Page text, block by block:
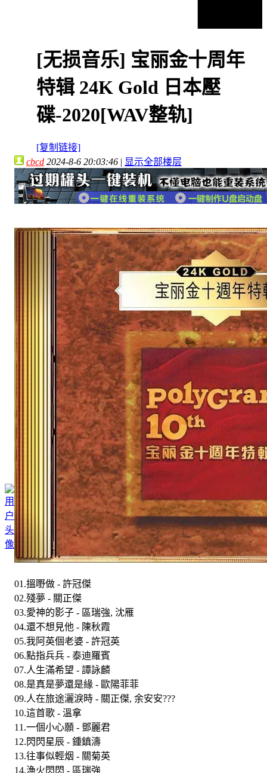
[无损音乐] 宝丽金十周年
特辑 24K Gold 日本壓
碟-2020[WAV整轨]
[复制链接]
cbcd 2024-8-6 20:03:46 | 显示全部楼层
01.搵嘢做 - 許冠傑
02.殘夢 - 關正傑
03.愛神的影子 - 區瑞強, 沈雁
04.還不想見他 - 陳秋霞
05.我阿英個老婆 - 許冠英
06.點指兵兵 - 泰迪羅賓
07.人生滿希望 - 譚詠麟
08.是真是夢還是緣 - 歐陽菲菲
09.人在旅途灑淚時 - 關正傑, 余安安???
10.這首歌 - 溫拿
11.一個小心願 - 鄧麗君
12.閃閃星辰 - 鍾鎮濤
13.往事似輕烟 - 關菊英
14.漁火閃閃 - 區瑞強